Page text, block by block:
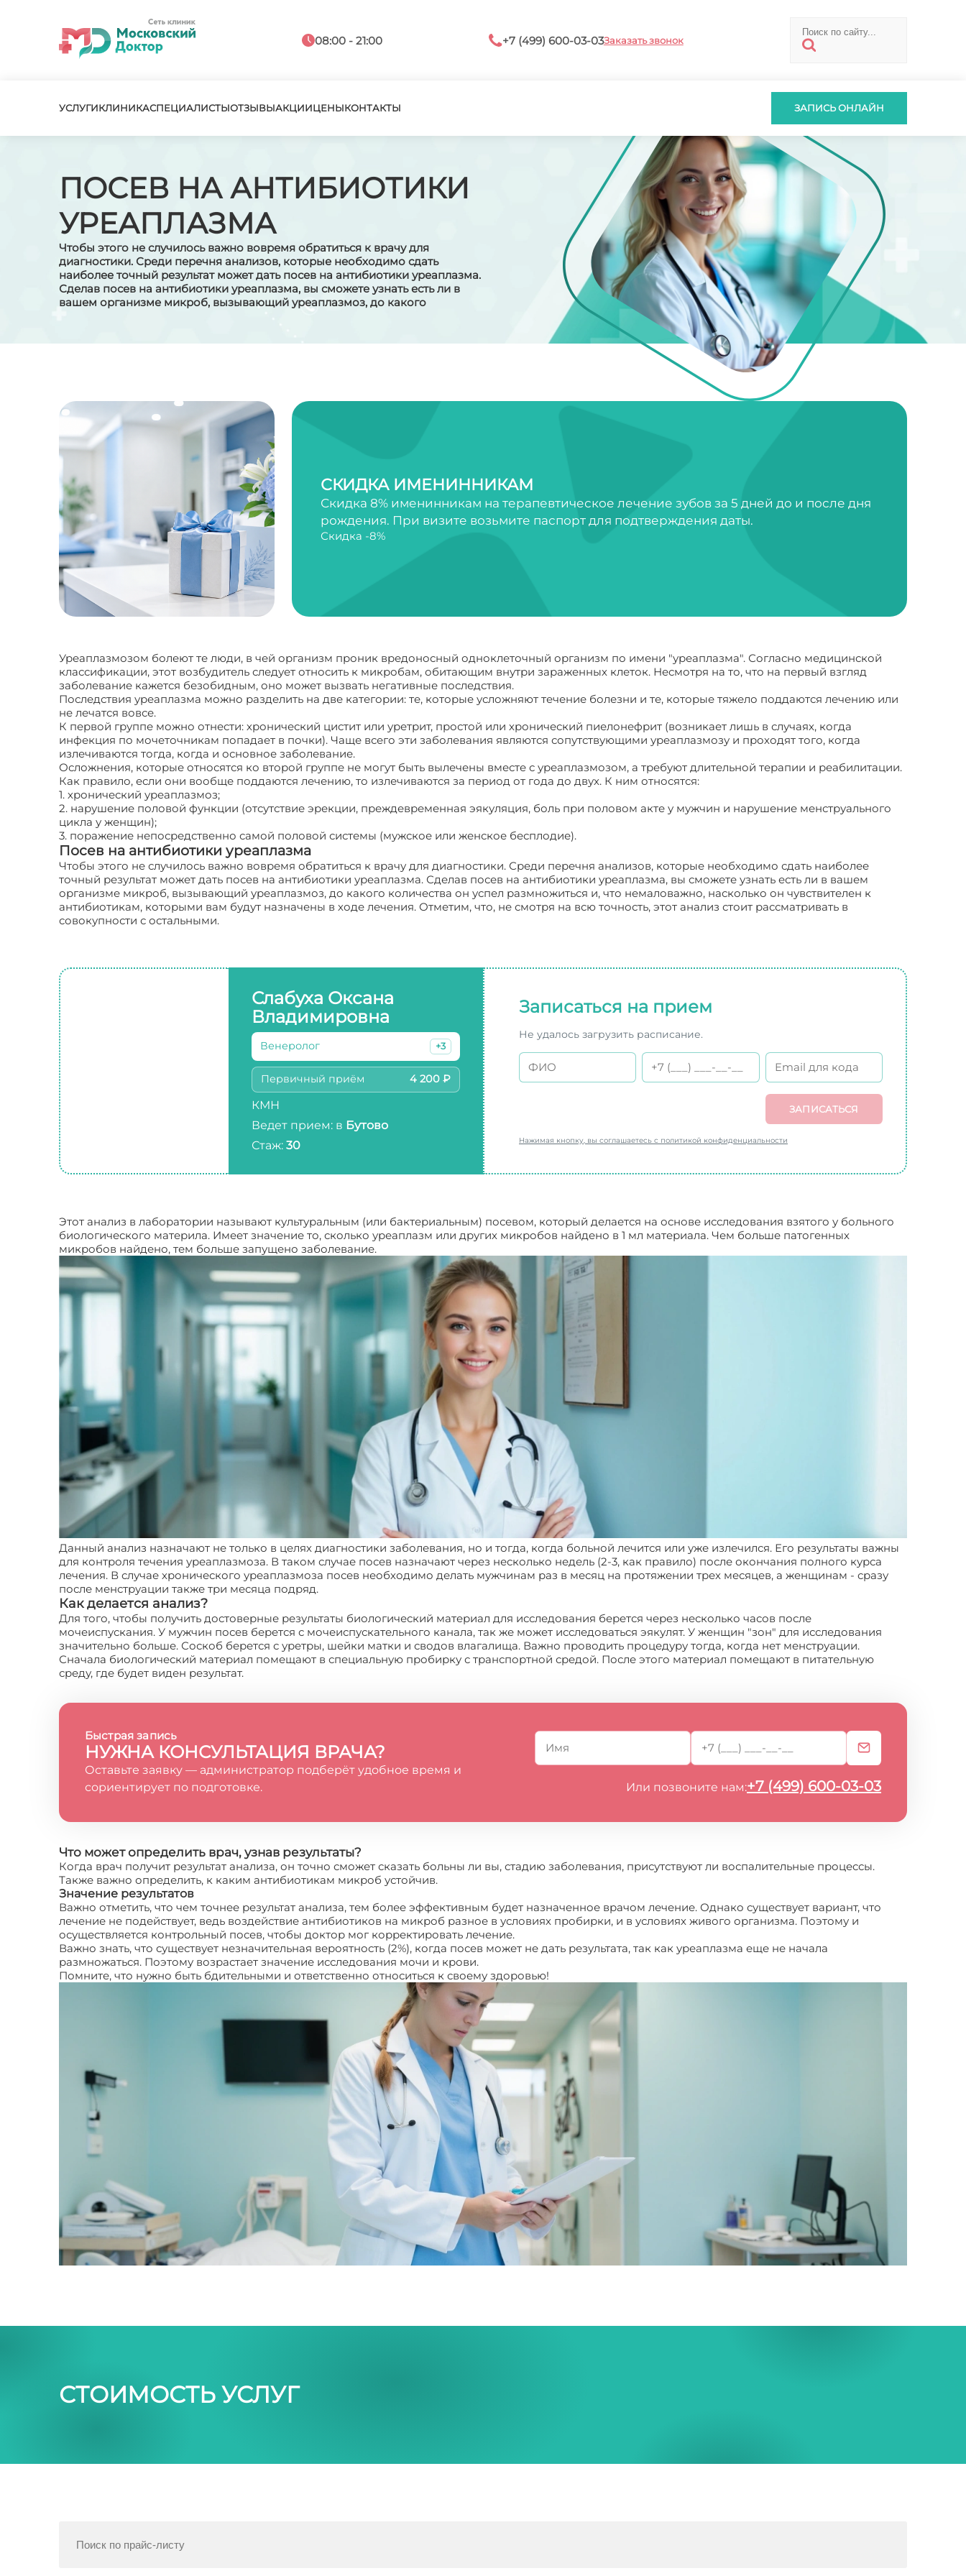
08:00 - 21:00 +7 (499) 600-03-03Заказать звонок
УСЛУГИКЛИНИКАСПЕЦИАЛИСТЫОТЗЫВЫАКЦИИЦЕНЫКОНТАКТЫ ЗАПИСЬ ОНЛАЙН
ПОСЕВ НА АНТИБИОТИКИ
УРЕАПЛАЗМА
Чтобы этого не случилось важно вовремя обратиться к врачу для
диагностики. Среди перечня анализов, которые необходимо сдать
наиболее точный результат может дать посев на антибиотики уреаплазма.
Сделав посев на антибиотики уреаплазма, вы сможете узнать есть ли в
вашем организме микроб, вызывающий уреаплазмоз, до какого
СКИДКА ИМЕНИННИКАМ
Скидка 8% именинникам на терапевтическое лечение зубов за 5 дней до и после дня
рождения. При визите возьмите паспорт для подтверждения даты.
Скидка -8%
Уреаплазмозом болеют те люди, в чей организм проник вредоносный одноклеточный организм по имени "уреаплазма". Согласно медицинской
классификации, этот возбудитель следует относить к микробам, обитающим внутри зараженных клеток. Несмотря на то, что на первый взгляд
заболевание кажется безобидным, оно может вызвать негативные последствия.
Последствия уреаплазма можно разделить на две категории: те, которые усложняют течение болезни и те, которые тяжело поддаются лечению или
не лечатся вовсе.
К первой группе можно отнести: хронический цистит или уретрит, простой или хронический пиелонефрит (возникает лишь в случаях, когда
инфекция по мочеточникам попадает в почки). Чаще всего эти заболевания являются сопутствующими уреаплазмозу и проходят того, когда
излечиваются тогда, когда и основное заболевание.
Осложнения, которые относятся ко второй группе не могут быть вылечены вместе с уреаплазмозом, а требуют длительной терапии и реабилитации.
Как правило, если они вообще поддаются лечению, то излечиваются за период от года до двух. К ним относятся:
1. хронический уреаплазмоз;
2. нарушение половой функции (отсутствие эрекции, преждевременная эякуляция, боль при половом акте у мужчин и нарушение менструального
цикла у женщин);
3. поражение непосредственно самой половой системы (мужское или женское бесплодие).
Посев на антибиотики уреаплазма
Чтобы этого не случилось важно вовремя обратиться к врачу для диагностики. Среди перечня анализов, которые необходимо сдать наиболее
точный результат может дать посев на антибиотики уреаплазма. Сделав посев на антибиотики уреаплазма, вы сможете узнать есть ли в вашем
организме микроб, вызывающий уреаплазмоз, до какого количества он успел размножиться и, что немаловажно, насколько он чувствителен к
антибиотикам, которыми вам будут назначены в ходе лечения. Отметим, что, не смотря на всю точность, этот анализ стоит рассматривать в
совокупности с остальными.
Слабуха Оксана
Владимировна
Венеролог +3
Первичный приём 4 200 ₽
КМН
Ведет прием: в Бутово
Стаж: 30
Записаться на прием
Не удалось загрузить расписание.
ЗАПИСАТЬСЯ
Нажимая кнопку, вы соглашаетесь с политикой конфиденциальности
Этот анализ в лаборатории называют культуральным (или бактериальным) посевом, который делается на основе исследования взятого у больного
биологического материла. Имеет значение то, сколько уреаплазм или других микробов найдено в 1 мл материала. Чем больше патогенных
микробов найдено, тем больше запущено заболевание.
Данный анализ назначают не только в целях диагностики заболевания, но и тогда, когда больной лечится или уже излечился. Его результаты важны
для контроля течения уреаплазмоза. В таком случае посев назначают через несколько недель (2-3, как правило) после окончания полного курса
лечения. В случае хронического уреаплазмоза посев необходимо делать мужчинам раз в месяц на протяжении трех месяцев, а женщинам - сразу
после менструации также три месяца подряд.
Как делается анализ?
Для того, чтобы получить достоверные результаты биологический материал для исследования берется через несколько часов после
мочеиспускания. У мужчин посев берется с мочеиспускательного канала, так же может исследоваться эякулят. У женщин "зон" для исследования
значительно больше. Соскоб берется с уретры, шейки матки и сводов влагалища. Важно проводить процедуру тогда, когда нет менструации.
Сначала биологический материал помещают в специальную пробирку с транспортной средой. После этого материал помещают в питательную
среду, где будет виден результат.
Быстрая запись
НУЖНА КОНСУЛЬТАЦИЯ ВРАЧА?
Оставьте заявку — администратор подберёт удобное время и
сориентирует по подготовке.
Или позвоните нам:+7 (499) 600-03-03
Что может определить врач, узнав результаты?
Когда врач получит результат анализа, он точно сможет сказать больны ли вы, стадию заболевания, присутствуют ли воспалительные процессы.
Также важно определить, к каким антибиотикам микроб устойчив.
Значение результатов
Важно отметить, что чем точнее результат анализа, тем более эффективным будет назначенное врачом лечение. Однако существует вариант, что
лечение не подействует, ведь воздействие антибиотиков на микроб разное в условиях пробирки, и в условиях живого организма. Поэтому и
осуществляется контрольный посев, чтобы доктор мог корректировать лечение.
Важно знать, что существует незначительная вероятность (2%), когда посев может не дать результата, так как уреаплазма еще не начала
размножаться. Поэтому возрастает значение исследования мочи и крови.
Помните, что нужно быть бдительными и ответственно относиться к своему здоровью!
СТОИМОСТЬ УСЛУГ